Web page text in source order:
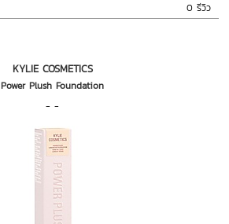
0 รีวิว
KYLIE COSMETICS
Power Plush Foundation
- -